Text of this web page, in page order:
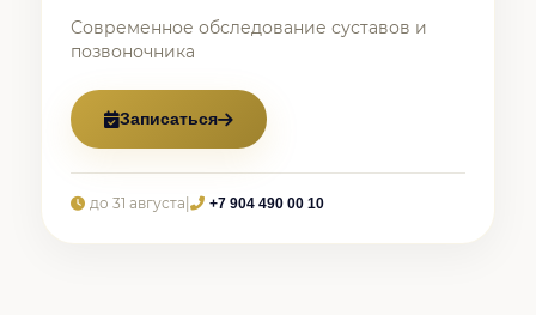
Современное обследование суставов и
позвоночника
Записаться
до 31 августа +7 904 490 00 10